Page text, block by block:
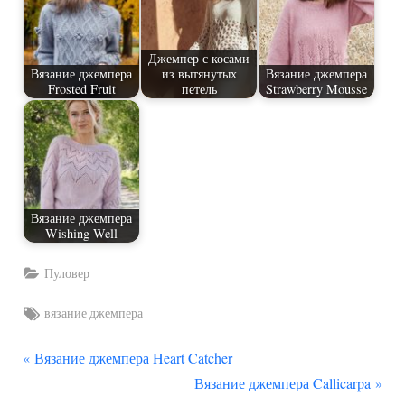
Вязание джемпера
Frosted Fruit
Джемпер с косами
из вытянутых
петель
Вязание джемпера
Strawberry Mousse
Вязание джемпера
Wishing Well
Пуловер
Tags:
вязание джемпера
Навигация
П
Вязание джемпера Heart Catcher
С
Вязание джемпера Callicarpa